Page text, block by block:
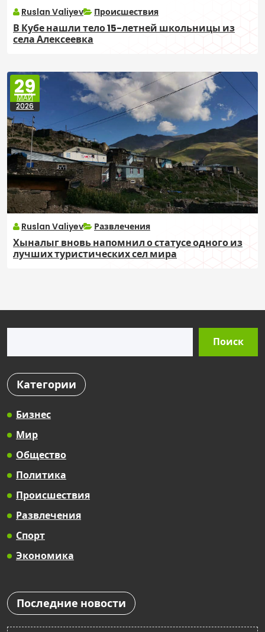
Ruslan Valiyev Происшествия
В Кубе нашли тело 15-летней школьницы из
села Алексеевка
29
МАЙ
2026
Ruslan Valiyev Развлечения
Хыналыг вновь напомнил о статусе одного из
лучших туристических сел мира
Поиск
Категории
Бизнес
Мир
Общество
Политика
Происшествия
Развлечения
Спорт
Экономика
Последние новости